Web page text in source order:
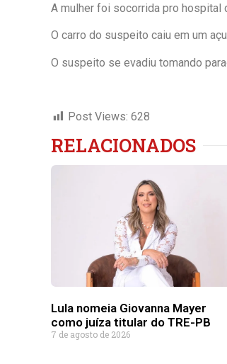
A mulher foi socorrida pro hospital
O carro do suspeito caiu em um
O suspeito se evadiu tomando
Post Views: 628
RELACIONADOS
Lula nomeia Giovanna Mayer
como juíza titular do TRE-PB
7 de agosto de 2026